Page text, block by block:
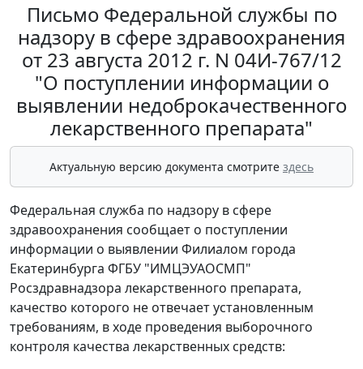
Письмо Федеральной службы по
надзору в сфере здравоохранения
от 23 августа 2012 г. N 04И-767/12
"О поступлении информации о
выявлении недоброкачественного
лекарственного препарата"
Актуальную версию документа смотрите здесь
Федеральная служба по надзору в сфере
здравоохранения сообщает о поступлении
информации о выявлении Филиалом города
Екатеринбурга ФГБУ "ИМЦЭУАОСМП"
Росздравнадзора лекарственного препарата,
качество которого не отвечает установленным
требованиям, в ходе проведения выборочного
контроля качества лекарственных средств: